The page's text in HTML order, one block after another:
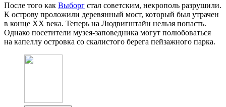
После того как Выборг стал советским, некрополь разрушили.
К острову проложили деревянный мост, который был утрачен
в конце XX века. Теперь на Людвигштайн нельзя попасть.
Однако посетители музея‑заповедника могут полюбоваться
на капеллу островка со скалистого берега пейзажного парка.